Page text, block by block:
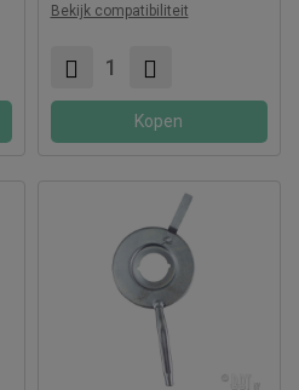
Bekijk compatibiliteit
Kopen